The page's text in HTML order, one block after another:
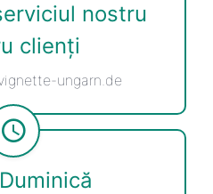
nostru
clienți
ungarn.de